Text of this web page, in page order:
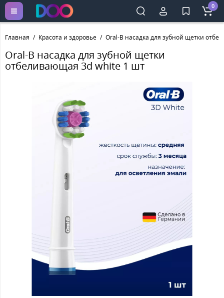
0
Главная Красота и здоровье Oral-B насадка для зубной щетки
Oral-B насадка для зубной щетки
отбеливающая 3d white 1 шт